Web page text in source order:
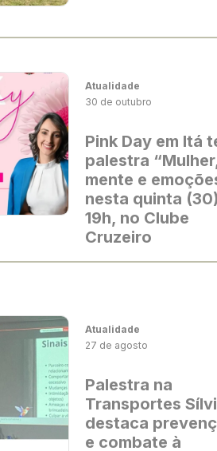
Atualidade
30 de outubro
Pink Day em Itá
palestra
mente e
nesta quinta
19h, no Clube
Cruzeiro
Atualidade
27 de agosto
Palestra na
Transportes
destaca
e combate à